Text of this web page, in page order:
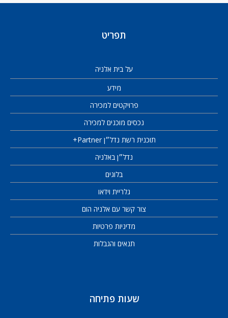
תפריט
על בית אלניה
מידע
פרויקטים למכירה
נכסים מוכנים למכירה
תוכנית רשת נדל״ן Partner+
נדל״ן באלניה
בלוגים
גלריית וידאו
צור קשר עם אלניה הום
מדיניות פרטיות
תנאים והגבלות
שעות פתיחה